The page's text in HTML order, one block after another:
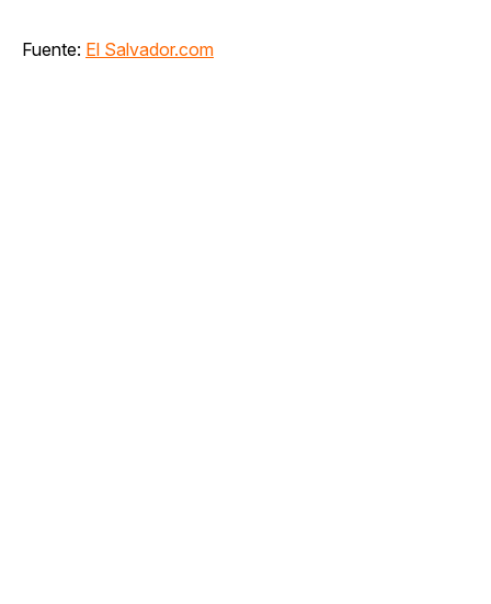
Fuente: El Salvador.com